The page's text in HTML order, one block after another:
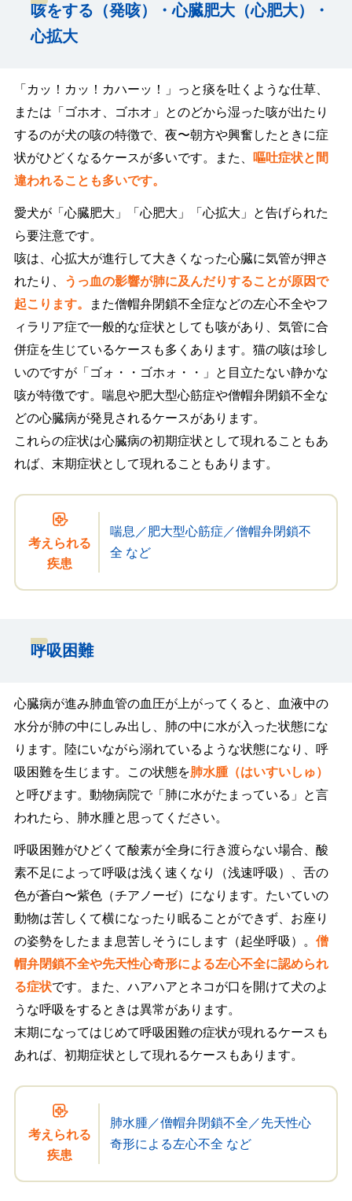
咳をする（発咳）・心臓肥大（心肥大）・
心拡大
「カッ！カッ！カハーッ！」っと痰を吐くような仕草、
または「ゴホオ、ゴホオ」とのどから湿った咳が出たり
するのが犬の咳の特徴で、夜〜朝方や興奮したときに症
状がひどくなるケースが多いです。また、
嘔吐症状と間
違われることも多いです。
愛犬が「心臓肥大」「心肥大」「心拡大」と告げられた
ら要注意です。
咳は、心拡大が進行して大きくなった心臓に気管が押さ
れたり、
うっ血の影響が肺に及んだりすることが原因で
起こります。
また僧帽弁閉鎖不全症などの左心不全やフ
ィラリア症で一般的な症状としても咳があり、気管に合
併症を生じているケースも多くあります。猫の咳は珍し
いのですが「ゴォ・・ゴホォ・・」と目立たない静かな
咳が特徴です。喘息や肥大型心筋症や僧帽弁閉鎖不全な
どの心臓病が発見されるケースがあります。
これらの症状は心臓病の初期症状として現れることもあ
れば、末期症状として現れることもあります。
考えられる
疾患
喘息／肥大型心筋症／僧帽弁閉鎖不
全 など
呼吸困難
心臓病が進み肺血管の血圧が上がってくると、血液中の
水分が肺の中にしみ出し、肺の中に水が入った状態にな
ります。陸にいながら溺れているような状態になり、呼
吸困難を生じます。この状態を肺水腫（はいすいしゅ）
と呼びます。動物病院で「肺に水がたまっている」と言
われたら、肺水腫と思ってください。
呼吸困難がひどくて酸素が全身に行き渡らない場合、酸
素不足によって呼吸は浅く速くなり（浅速呼吸）、舌の
色が蒼白〜紫色（チアノーゼ）になります。たいていの
動物は苦しくて横になったり眠ることができず、お座り
の姿勢をしたまま息苦しそうにします（起坐呼吸）。 僧
帽弁閉鎖不全や先天性心奇形による左心不全に認められ
る症状です。また、ハアハアとネコが口を開けて犬のよ
うな呼吸をするときは異常があります。
末期になってはじめて呼吸困難の症状が現れるケースも
あれば、初期症状として現れるケースもあります。
考えられる
疾患
肺水腫／僧帽弁閉鎖不全／先天性心
奇形による左心不全 など